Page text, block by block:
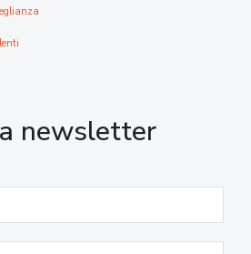
newsletter